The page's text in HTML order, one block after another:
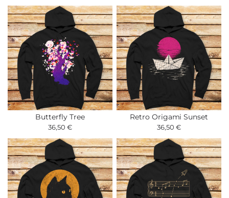
Butterfly Tree
36,50 €
Retro Origami Sunset
36,50 €